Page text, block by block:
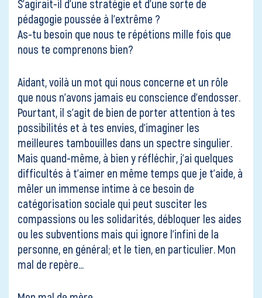
S’agirait-il d’une stratégie et d’une sorte de
pédagogie poussée à l’extrême ?
As-tu besoin que nous te répétions mille fois que
nous te comprenons bien?
Aidant, voilà un mot qui nous concerne et un rôle
que nous n’avons jamais eu conscience d’endosser.
Pourtant, il s’agit de bien de porter attention à tes
possibilités et à tes envies, d’imaginer les
meilleures tambouilles dans un spectre singulier.
Mais quand-même, à bien y réfléchir, j’ai quelques
difficultés à t’aimer en même temps que je t’aide, à
mêler un immense intime à ce besoin de
catégorisation sociale qui peut susciter les
compassions ou les solidarités, débloquer les aides
ou les subventions mais qui ignore l’infini de la
personne, en général; et le tien, en particulier. Mon
mal de repère…